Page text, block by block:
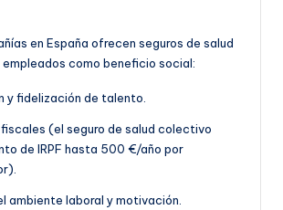
en España ofrecen seguros de salud
como beneficio social:
y fidelización de talento.
(el seguro de salud colectivo
de IRPF hasta 500 €/año por
ambiente laboral y motivación.